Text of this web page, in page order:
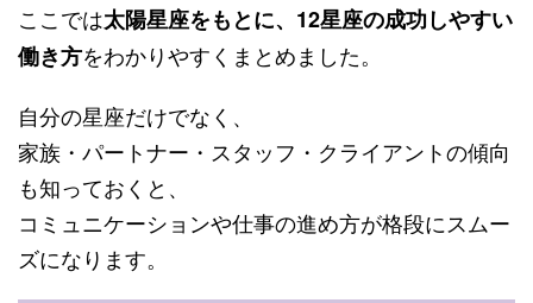
ここでは太陽星座をもとに、12星座の成功しやすい
働き方をわかりやすくまとめました。
自分の星座だけでなく、
家族・パートナー・スタッフ・クライアントの傾向
も知っておくと、
コミュニケーションや仕事の進め方が格段にスムー
ズになります。